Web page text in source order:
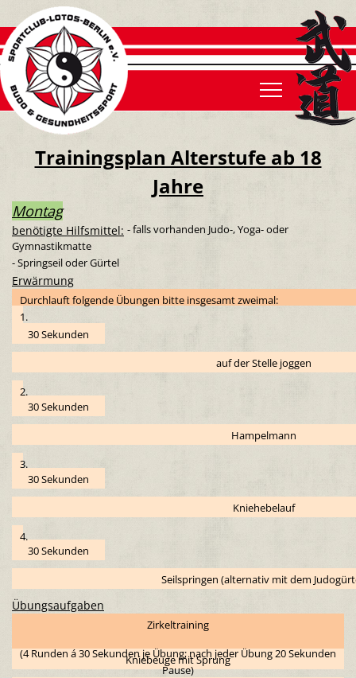
Trainingsplan Alterstufe ab 18
Jahre
Montag
benötigte Hilfsmittel: - falls vorhanden Judo-, Yoga- oder
Gymnastikmatte
- Springseil oder Gürtel
Erwärmung
Durchlauft folgende Übungen bitte insgesamt zweimal:
1.
30 Sekunden
auf der Stelle joggen
2.
30 Sekunden
Hampelmann
3.
30 Sekunden
Kniehebelauf
4.
30 Sekunden
Seilspringen (alternativ mit dem
Übungsaufgaben
Zirkeltraining
(4 Runden á 30 Sekunden je Übung; nach jeder Übung 20 Sekunden
Pause)
Kniebeuge mit Sprung
Was ist Karate?
Aktuelles
Galerie
Trainer
Judo
Was ist Judo?
Aktuelles
Galerie
Trainer
Was ist Ju Jutsu?
Aktuelles
Galerie
Trainer
Behinderten SV
Was ist Behinderten SV
Galerie
Trainingszeiten
Vereinsgeschichte
Der Vorstand
Ehrenmitglieder
Kontakt
Beitrittsformular
Gebührenordnung
Satzung